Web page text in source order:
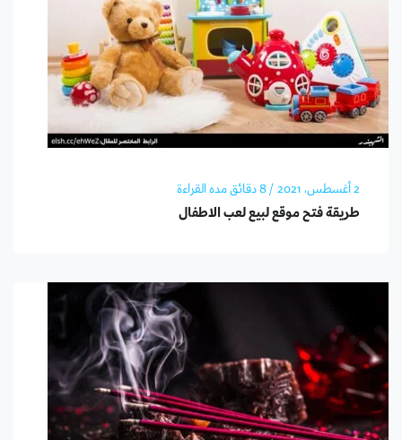
2 أغسطس، 2021 / 8 دقائق مده القراءة
طريقة فتح موقع لبيع لعب الاطفال